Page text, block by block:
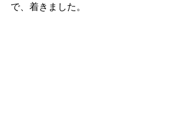
で、着きました。